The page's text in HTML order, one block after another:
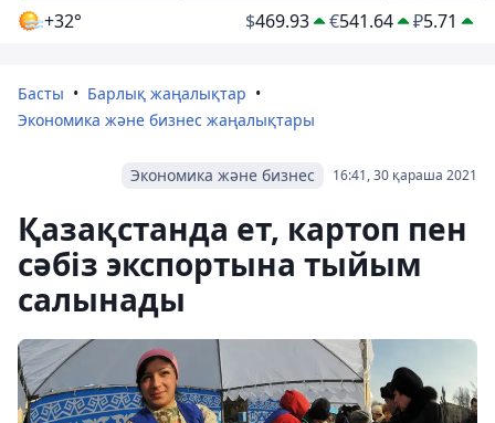
+32° $469.93 €541.64 ₽5.71
Басты
Барлық жаңалықтар
Экономика және бизнес жаңалықтары
16:41, 30 қараша 2021
Экономика және бизнес
Қазақстанда ет, картоп пен
сәбіз экспортына тыйым
салынады